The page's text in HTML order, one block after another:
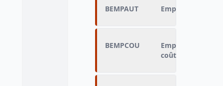
BEMPAUT Empêché de
BEMPCOU
Empêché de
coûterait trop